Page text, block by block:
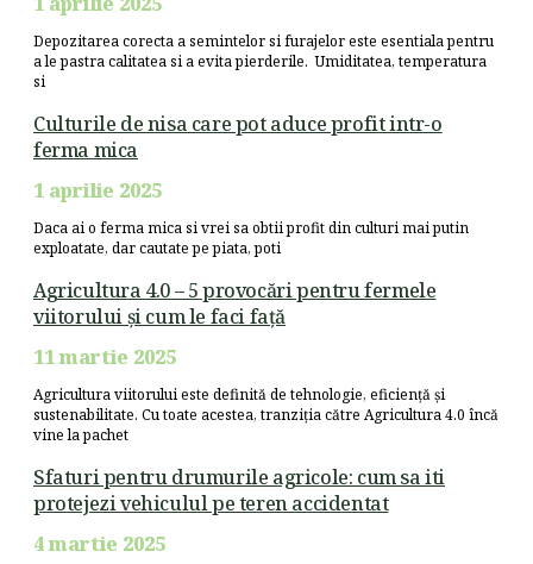
Depozitarea corecta a semintelor si furajelor este esentiala pentru
a le pastra calitatea si a evita pierderile. Umiditatea, temperatura
si
Culturile de nisa care pot aduce profit intr-o
ferma mica
1 aprilie 2025
Daca ai o ferma mica si vrei sa obtii profit din culturi mai putin
exploatate, dar cautate pe piata, poti
Agricultura 4.0 – 5 provocări pentru fermele
viitorului și cum le faci față
11 martie 2025
Agricultura viitorului este definită de tehnologie, eficiență și
sustenabilitate. Cu toate acestea, tranziția către Agricultura 4.0 încă
vine la pachet
Sfaturi pentru drumurile agricole: cum sa iti
protejezi vehiculul pe teren accidentat
4 martie 2025